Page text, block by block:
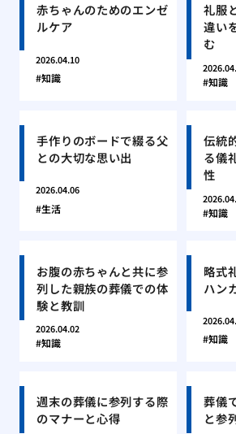
赤ちゃんのためのエンゼ
ルケア
2026.04.10
知識
礼服
違い
む
知識
手作りのボードで綴る父
との大切な思い出
2026.04.06
生活
伝統
る儀
性
知識
お腹の赤ちゃんと共に参
列した親族の葬儀での体
験と教訓
2026.04.02
知識
略式
ハン
知識
週末の葬儀に参列する際
のマナーと心得
葬儀
と参